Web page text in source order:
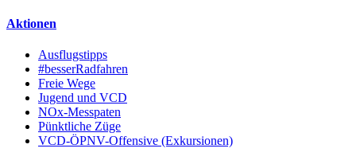
Aktionen
Ausflugstipps
#besserRadfahren
Freie Wege
Jugend und VCD
NOx-Messpaten
Pünktliche Züge
VCD-ÖPNV-Offensive (Exkursionen)